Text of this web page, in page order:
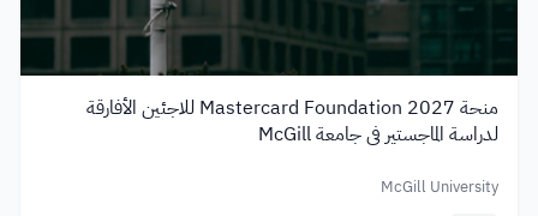
منحة Mastercard Foundation 2027 للاجئين الأفارقة
لدراسة الماجستير في جامعة McGill
McGill University